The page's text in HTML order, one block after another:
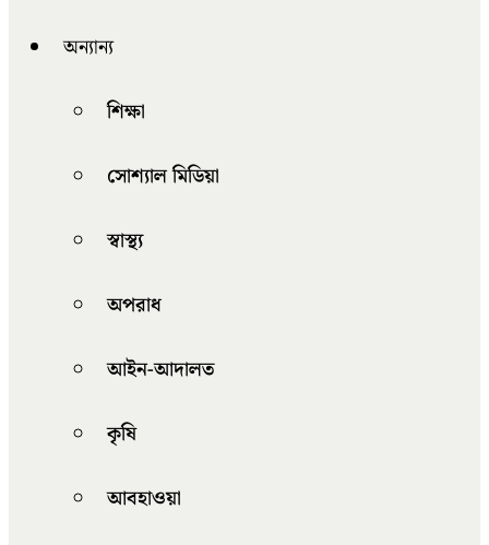
অন্যান্য
শিক্ষা
সোশ্যাল মিডিয়া
স্বাস্থ্য
অপরাধ
আইন-আদালত
কৃষি
আবহাওয়া